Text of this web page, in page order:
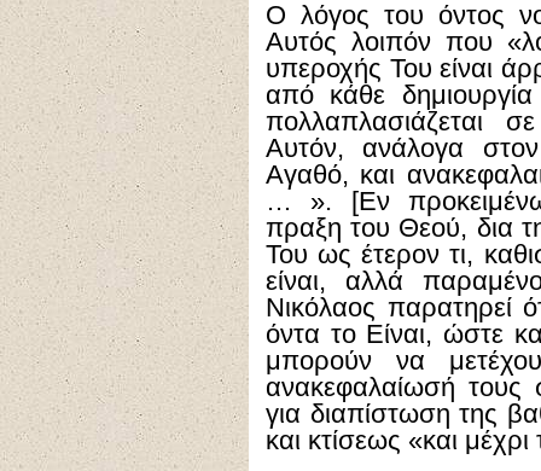
Ο λόγος του όντος
Αυτός λοιπόν που
υπεροχής Του είναι
από κάθε
πολλαπλασιάζεται
Αυτόν, ανάλογα
Αγαθό, και
… ». [Εν
πραξη του Θεού, δια
Του ως έτερον τι,
είναι, αλλά
Νικόλαος παρατηρεί
όντα το Είναι, ώστε
μπορούν να
ανακεφαλαίωσή τους
για διαπίστωση της
και κτίσεως «και